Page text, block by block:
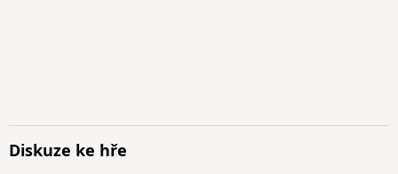
Diskuze ke hře